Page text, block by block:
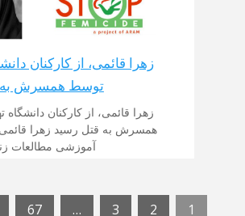
زهرا قائمی، از کارکنان
توسط همسرش به
زهرا قائمی، از کارکنان
همسرش به قتل رسید زهرا
آموزشی مطالعات
1
2
3
…
67